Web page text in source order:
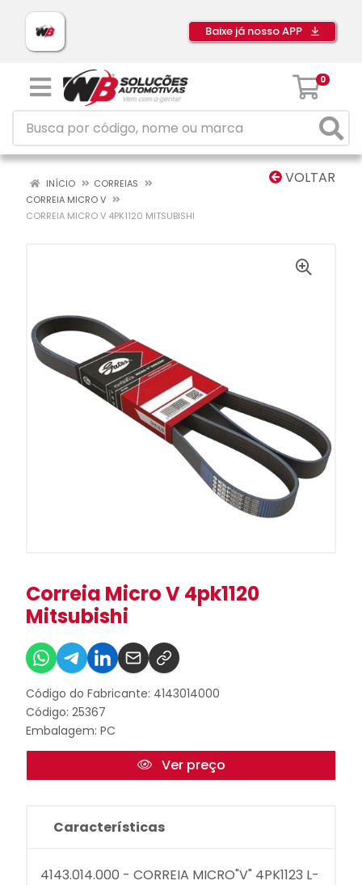
Baixe já nosso APP
0
VOLTAR
INÍCIO
CORREIAS
CORREIA MICRO V
CORREIA MICRO V 4PK1120 MITSUBISHI
Correia Micro V 4pk1120
Mitsubishi
Código do Fabricante: 4143014000
Código: 25367
Embalagem: PC
Ver preço
Características
4143.014.000 - CORREIA MICRO"V" 4PK1123 L-